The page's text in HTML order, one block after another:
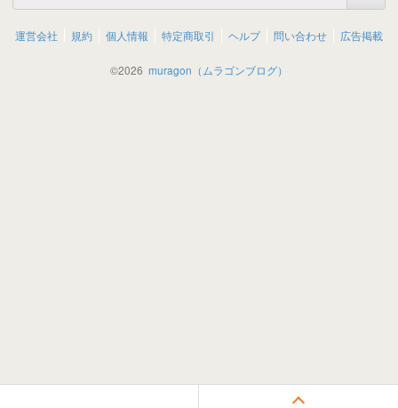
運営会社 規約 個人情報 特定商取引 ヘルプ 問い合わせ 広告掲載
©2026 muragon（ムラゴンブログ）